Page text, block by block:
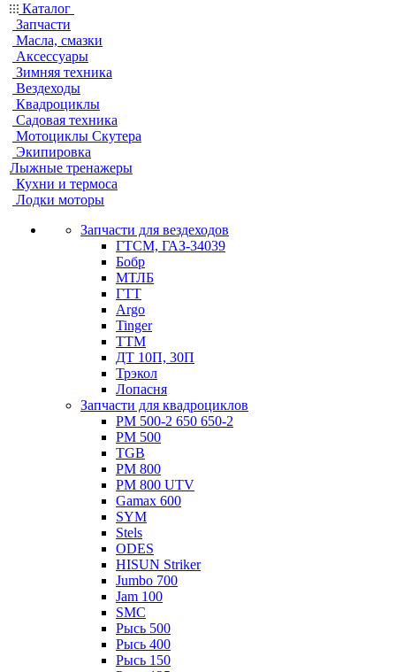
Каталог
Запчасти
Масла, смазки
Аксессуары
Зимняя техника
Вездеходы
Квадроциклы
Садовая техника
Мотоциклы Скутера
Экипировка
Лыжные тренажеры
Кухни и термоса
Лодки моторы
Запчасти для вездеходов
ГТСМ, ГАЗ-34039
Бобр
МТЛБ
ГТТ
Argo
Tinger
ТТМ
ДТ 10П, 30П
Трэкол
Лопасня
Запчасти для квадроциклов
РМ 500-2 650 650-2
РМ 500
TGB
РМ 800
РМ 800 UTV
Gamax 600
SYM
Stels
ОDЕS
HISUN Striker
Jumbo 700
Jam 100
SMC
Рысь 500
Рысь 400
Рысь 150